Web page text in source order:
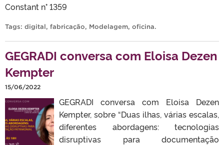
Constant n° 1359
Tags: digital, fabricação, Modelagem, oficina.
GEGRADI conversa com Eloisa Dezen
Kempter
15/06/2022
GEGRADI conversa com Eloisa Dezen
Kempter, sobre “Duas ilhas, várias escalas,
diferentes abordagens: tecnologias
disruptivas para documentação